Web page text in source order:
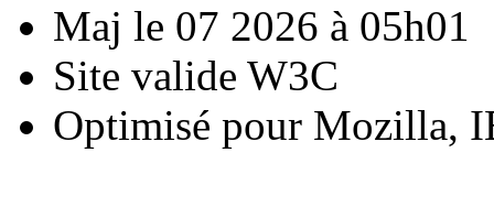
Maj le 07 2026 à 05h01
Site valide W3C
Optimisé pour Mozilla,